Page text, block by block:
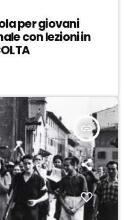
per giovani
con lezioni in
insert_link